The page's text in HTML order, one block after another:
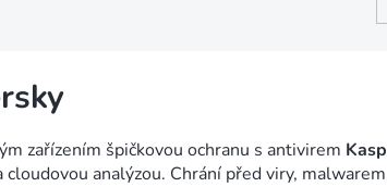
zařízením špičkovou ochranu s antivirem
cloudovou analýzou. Chrání před viry,